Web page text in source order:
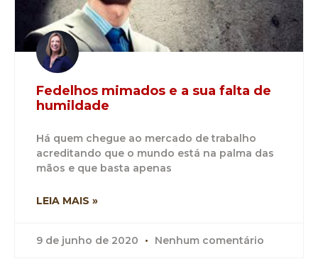
Fedelhos mimados e a sua falta de
humildade
Há quem chegue ao mercado de trabalho
acreditando que o mundo está na palma das
mãos e que basta apenas
LEIA MAIS »
9 de junho de 2020 Nenhum comentário